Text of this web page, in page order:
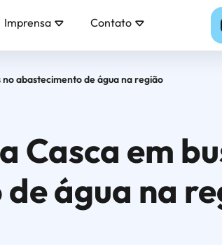
Imprensa Contato
no abastecimento de água na região
Casca em
água na